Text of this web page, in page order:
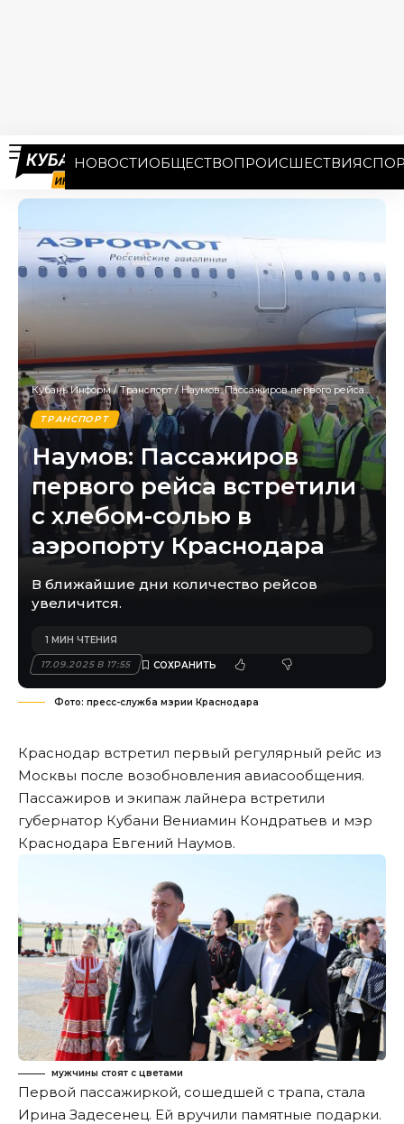
НОВОСТИОБЩЕСТВОПРОИСШЕСТВИЯ
Кубань Информ/Транспорт/Наумов: Пассажиров первого рейса встретили с хлебом-солью в аэропорту Краснодара
ТРАНСПОРТ
Наумов: Пассажиров
первого рейса встретили
с хлебом-солью в
аэропорту Краснодара
В ближайшие дни количество рейсов
увеличится.
17.09.2025 В 17:55
1 МИН ЧТЕНИЯ
Фото: пресс-служба мэрии Краснодара
Краснодар встретил первый регулярный рейс из
Москвы после возобновления авиасообщения.
Пассажиров и экипаж лайнера встретили
губернатор Кубани Вениамин Кондратьев и мэр
Краснодара Евгений Наумов.
мужчины стоят с цветами
Первой пассажиркой, сошедшей с трапа, стала
Ирина Задесенец. Ей вручили памятные подарки.